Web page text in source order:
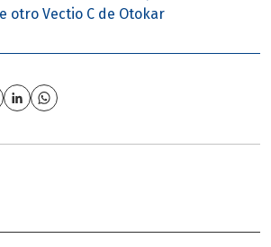
otro Vectio C de Otokar